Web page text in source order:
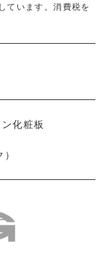
ています。消費税を
化粧板